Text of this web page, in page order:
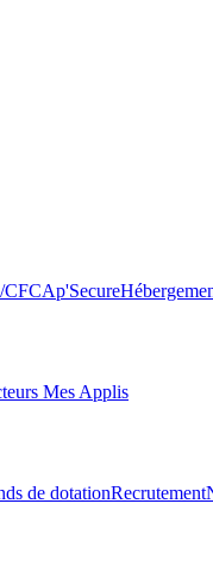
CFCAp'Secure
Mes Applis
de dotationRecrutement